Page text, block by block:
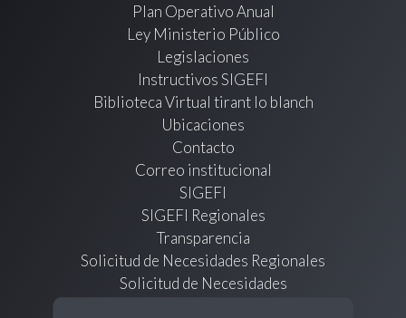
Plan Operativo Anual
Ley Ministerio Público
Legislaciones
Instructivos SIGEFI
Biblioteca Virtual tirant lo blanch
Ubicaciones
Contacto
Correo institucional
SIGEFI
SIGEFI Regionales
Transparencia
Solicitud de Necesidades Regionales
Solicitud de Necesidades